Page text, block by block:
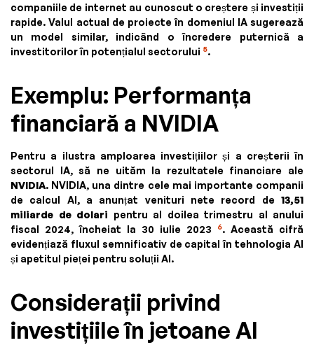
companiile de internet au cunoscut o creștere și investiții
rapide. Valul actual de proiecte în domeniul IA sugerează
un model similar, indicând o încredere puternică a
investitorilor în potențialul sectorului 5.
Exemplu: Performanța
financiară a NVIDIA
Pentru a ilustra amploarea investițiilor și a creșterii în
sectorul IA, să ne uităm la rezultatele financiare ale
NVIDIA. NVIDIA, una dintre cele mai importante companii
de calcul AI, a anunțat venituri nete record de 13,51
miliarde de dolari pentru al doilea trimestru al anului
fiscal 2024, încheiat la 30 iulie 2023
6. Această cifră
evidențiază fluxul semnificativ de capital în tehnologia AI
și apetitul pieței pentru soluții AI.
Considerații privind
investițiile în jetoane AI